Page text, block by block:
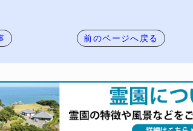
前のページへ戻る